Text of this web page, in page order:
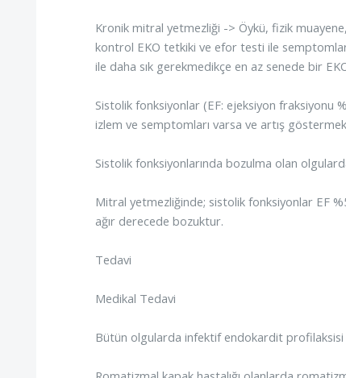
Kronik mitral yetmezliği -> Öykü, fizik
kontrol EKO tetkiki ve efor testi ile
ile daha sık gerekmedikçe en az senede bir
Sistolik fonksiyonlar (EF: ejeksiyon fraksiyonu
izlem ve semptomları varsa ve artış
Sistolik fonksiyonlarında bozulma olan
Mitral yetmezliğinde; sistolik fonksiyonlar EF
ağır derecede bozuktur.
Tedavi
Medikal Tedavi
Bütün olgularda infektif endokardit profilaksisi